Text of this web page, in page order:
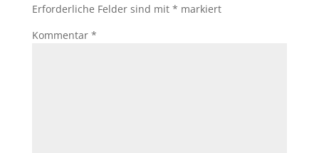
Erforderliche Felder sind mit * markiert
Kommentar *